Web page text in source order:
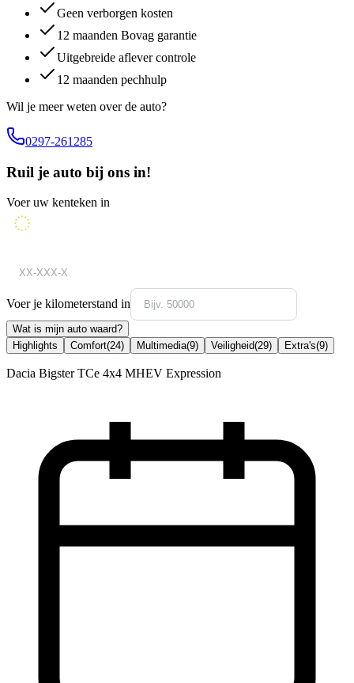
Geen verborgen kosten
12 maanden Bovag garantie
Uitgebreide aflever controle
12 maanden pechhulp
Wil je meer weten over de auto?
0297-261285
Ruil je auto bij ons in!
Voer uw kenteken in
Voer je kilometerstand in
Wat is mijn auto waard?
Highlights
Comfort(24) Multimedia(9) Veiligheid(29) Extra's(9)
Dacia Bigster TCe 4x4 MHEV Expression